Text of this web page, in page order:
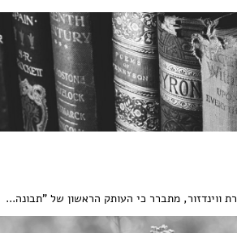
ווינדזור, מתברר כי העותק הראשון של "תבונה...